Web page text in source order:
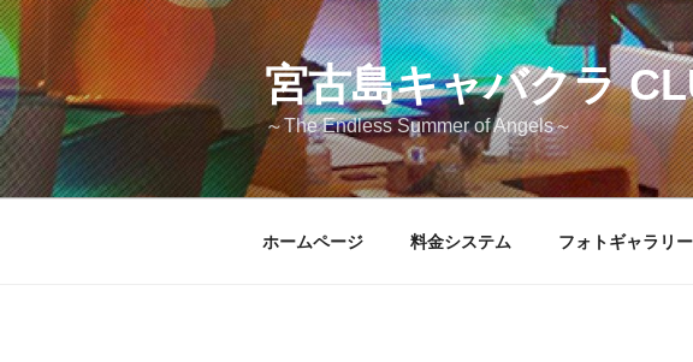
コ
ン
テ
ン
ツ
へ
ス
宮古島キャバクラ
～The Endless Summer of Angels～
ホームページ 料金システム フォトギャラリー